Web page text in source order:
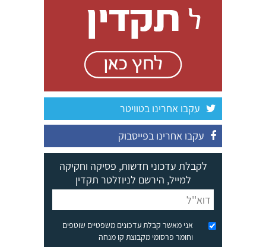
עקבו אחרינו בטוויטר
עקבו אחרינו בפייסבוק
לקבלת עדכוני חדשות, פסיקה וחקיקה
למייל, הירשם לניוזלטר תקדין
אני מאשר קבלת עדכונים משפטיים שוטפים
וחומר פרסומי מקבוצת קו מנחה